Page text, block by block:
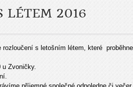
LÉTEM 2016
rozloučení s letošním létem, které proběhne
u Zvoničky.